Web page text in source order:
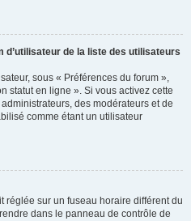
d’utilisateur de la liste des utilisateurs
sous « Préférences du forum »,
statut en ligne ». Si vous activez cette
des modérateurs et de
comme étant un utilisateur
réglée sur un fuseau horaire différent du
dans le panneau de contrôle de